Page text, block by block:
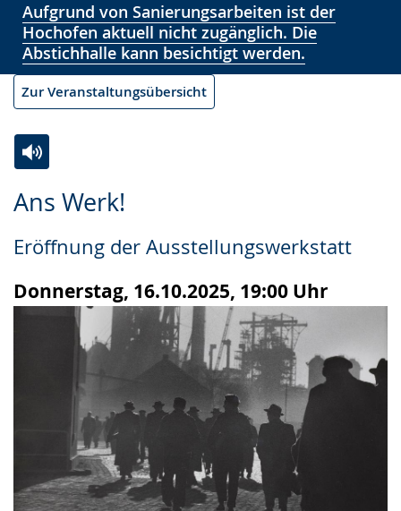
Aufgrund von Sanierungsarbeiten ist der
Hochofen aktuell nicht zugänglich. Die
Abstichhalle kann besichtigt werden.
Zur Veranstaltungsübersicht
Ans Werk!
Eröffnung der Ausstellungswerkstatt
Donnerstag, 16.10.2025, 19:00 Uhr
Leichten
wechseln.
Audio-
Video
Deutscher
Gebärdensprache
wird
angezeigt.